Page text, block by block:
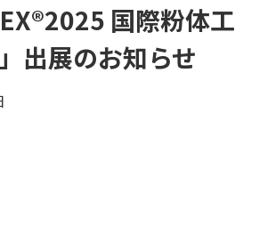
国際粉体工
出展のお知らせ